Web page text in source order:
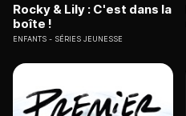
Rocky & Lily : C'est dans la
boîte !
ENFANTS SÉRIES JEUNESSE